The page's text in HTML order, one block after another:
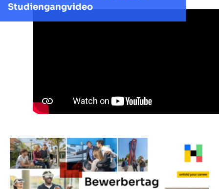
Studiengangvideo